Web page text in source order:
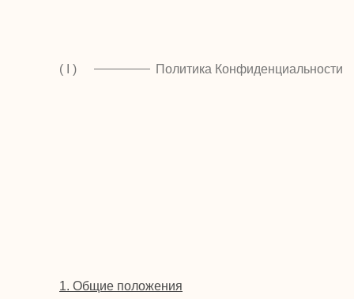
( I ) Политика Конфиденциальности
1. Общие положения